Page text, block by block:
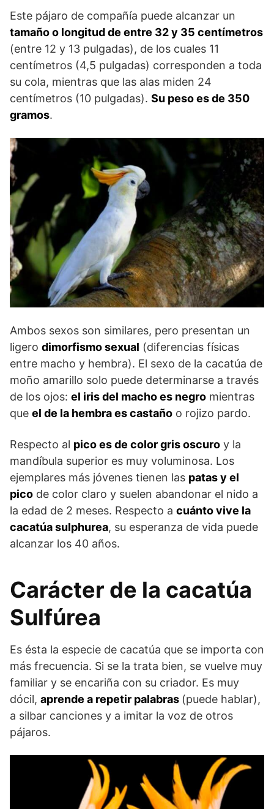
Este pájaro de compañía puede alcanzar un
tamaño o longitud de entre 32 y 35 centímetros
(entre 12 y 13 pulgadas), de los cuales 11
centímetros (4,5 pulgadas) corresponden a toda
su cola, mientras que las alas miden 24
centímetros (10 pulgadas). Su peso es de 350
gramos.
Ambos sexos son similares, pero presentan un
ligero dimorfismo sexual (diferencias físicas
entre macho y hembra). El sexo de la cacatúa de
moño amarillo solo puede determinarse a través
de los ojos: el iris del macho es negro mientras
que el de la hembra es castaño o rojizo pardo.
Respecto al pico es de color gris oscuro y la
mandíbula superior es muy voluminosa. Los
ejemplares más jóvenes tienen las patas y el
pico de color claro y suelen abandonar el nido a
la edad de 2 meses. Respecto a cuánto vive la
cacatúa sulphurea, su esperanza de vida puede
alcanzar los 40 años.
Carácter de la cacatúa
Sulfúrea
Es ésta la especie de cacatúa que se importa con
más frecuencia. Si se la trata bien, se vuelve muy
familiar y se encariña con su criador. Es muy
dócil, aprende a repetir palabras (puede hablar),
a silbar canciones y a imitar la voz de otros
pájaros.